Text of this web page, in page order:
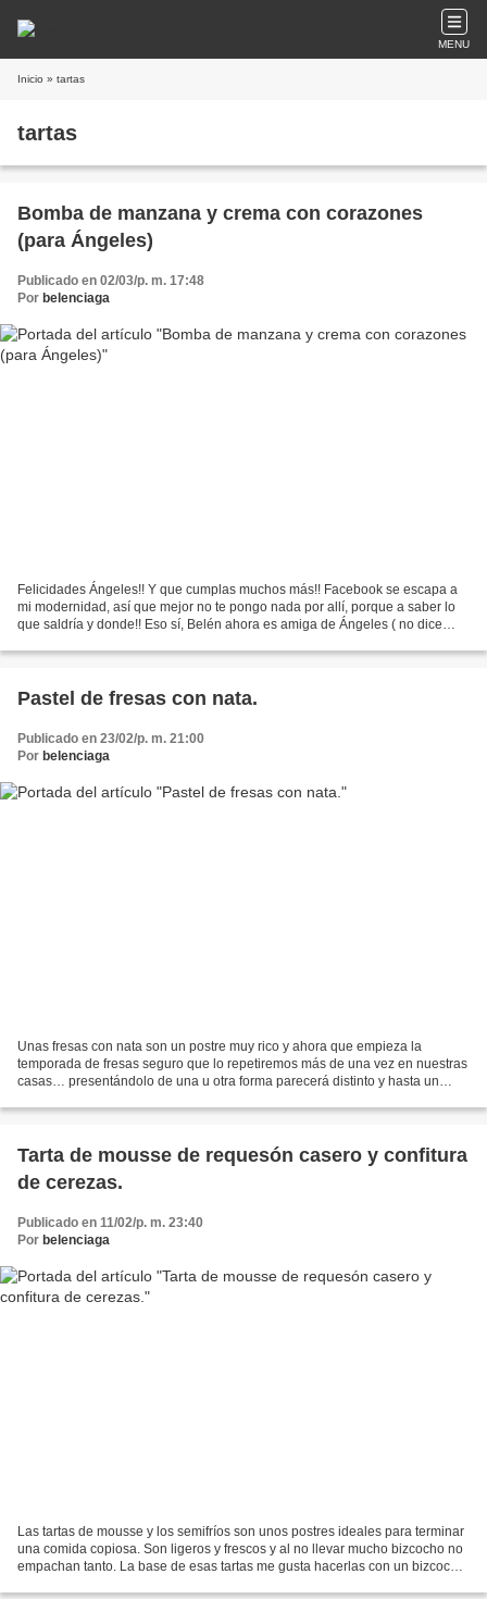
MENU
Inicio » tartas
tartas
Bomba de manzana y crema con corazones
(para Ángeles)
Publicado en 02/03/p. m. 17:48
Por belenciaga
Felicidades Ángeles!! Y que cumplas muchos más!! Facebook se escapa a
mi modernidad, así que mejor no te pongo nada por allí, porque a saber lo
que saldría y donde!! Eso sí, Belén ahora es amiga de Ángeles ( no dice
Pastel de fresas con nata.
Publicado en 23/02/p. m. 21:00
Por belenciaga
Unas fresas con nata son un postre muy rico y ahora que empieza la
temporada de fresas seguro que lo repetiremos más de una vez en nuestras
casas… presentándolo de una u otra forma parecerá distinto y hasta un
Tarta de mousse de requesón casero y confitura
de cerezas.
Publicado en 11/02/p. m. 23:40
Por belenciaga
Las tartas de mousse y los semifríos son unos postres ideales para terminar
una comida copiosa. Son ligeros y frescos y al no llevar mucho bizcocho no
empachan tanto. La base de esas tartas me gusta hacerlas con un bizcocho